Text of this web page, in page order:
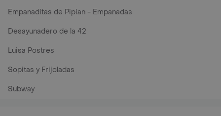
Empanaditas de Pipian - Empanadas
Desayunadero de la 42
Luisa Postres
Sopitas y Frijoladas
Subway